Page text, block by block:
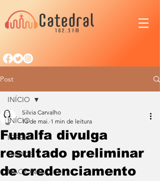
Post
INÍCIO
IGREJA
CIDADE
NACIONAL
INÍCIO
Funalfa divulga
resultado preliminar
de credenciamento
Silvia Carvalho
13 de mai. 1 min de leitura